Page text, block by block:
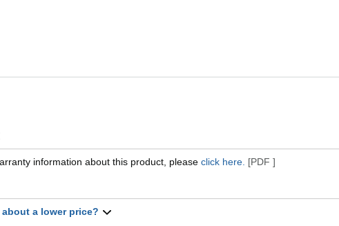
information about this product, pleaseclick here. [PDF ]
a lower price?